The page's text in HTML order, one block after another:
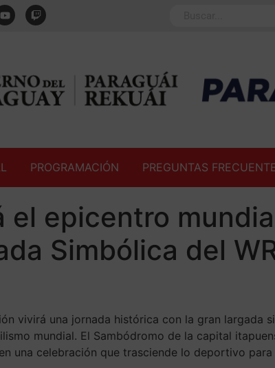
PROGRAMACIÓN PREGUNTAS
el epicentro
Simbólica del
vivirá una jornada histórica con la gran largada
mundial. El Sambódromo de la capital
una celebración que trasciende lo deportivo